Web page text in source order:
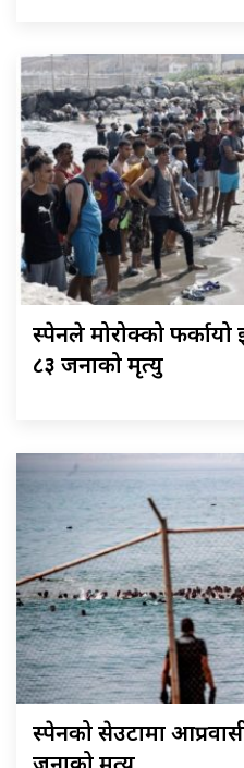
स्पेनले मोरोक्को
८३ जनाको मृत्यु
स्पेनको सेउटामा